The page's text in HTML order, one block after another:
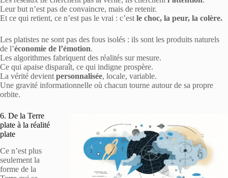
Leur but n’est pas de convaincre, mais de retenir.
Et ce qui retient, ce n’est pas le vrai : c’est le choc, la peur, la colère.
Les platistes ne sont pas des fous isolés : ils sont les produits naturels
de l’économie de l’émotion.
Les algorithmes fabriquent des réalités sur mesure.
Ce qui apaise disparaît, ce qui indigne prospère.
La vérité devient personnalisée, locale, variable.
Une gravité informationnelle où chacun tourne autour de sa propre
orbite.
6. De la Terre
plate à la réalité
plate
Ce n’est plus
seulement la
forme de la